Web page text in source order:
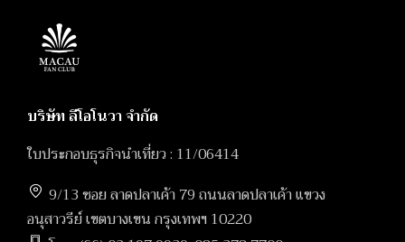
บริษัท ลีโอโนวา จำกัด
ใบประกอบธุรกิจนำเที่ยว : 11/06414
9/13 ซอย ลาดปลาเค้า 79 ถนนลาดปลาเค้า แขวง
อนุสาวรีย์ เขตบางเขน กรุงเทพฯ 10220